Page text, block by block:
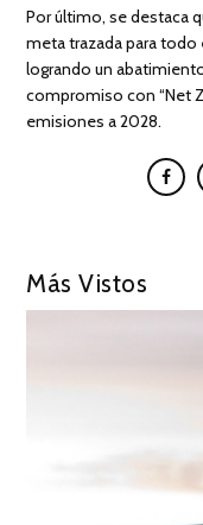
Por último, se destaca
meta trazada para todo
logrando un abatimiento
compromiso con “Net
emisiones a 2028.
Más Vistos